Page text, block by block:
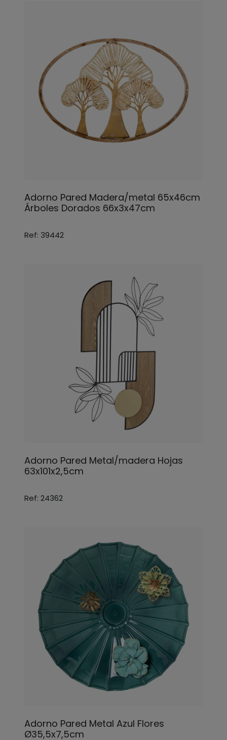
Adorno Pared Madera/metal 65x46cm
Árboles Dorados 66x3x47cm
Ref: 39442
Adorno Pared Metal/madera Hojas
63x101x2,5cm
Ref: 24362
Adorno Pared Metal Azul Flores
Ø35,5x7,5cm